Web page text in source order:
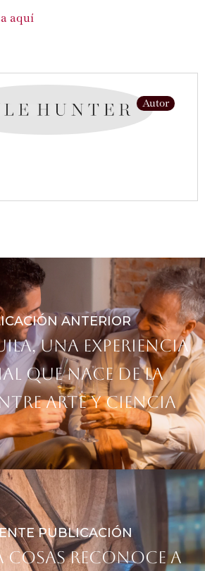
aquí
Autor
ANTERIOR
una experiencia
que nace de la
arte y ciencia
PUBLICACIÓN
Cosas reconoce a